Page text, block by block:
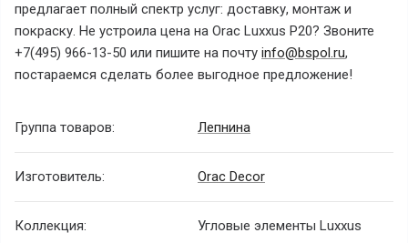
предлагает полный спектр услуг: доставку, монтаж и
покраску. Не устроила цена на Orac Luxxus P20? Звоните
+7(495) 966-13-50 или пишите на почту info@bspol.ru,
постараемся сделать более выгодное предложение!
Группа товаров: Лепнина
Изготовитель: Orac Decor
Коллекция: Угловые элементы Luxxus